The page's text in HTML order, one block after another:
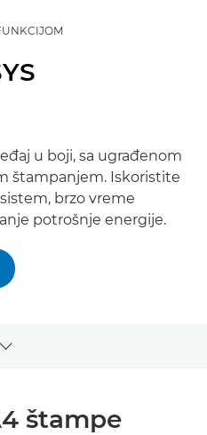
u boji, sa ugrađenom
štampanjem. Iskoristite
brzo vreme
potrošnje energije.
Toggle breadcrumbs
štampe